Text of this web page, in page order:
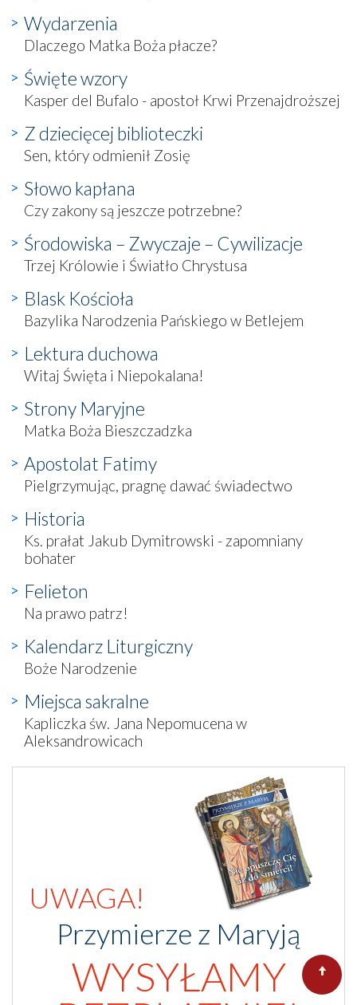
Wydarzenia
Dlaczego Matka Boża płacze?
Święte wzory
Kasper del Bufalo - apostoł Krwi Przenajdroższej
Z dziecięcej biblioteczki
Sen, który odmienił Zosię
Słowo kapłana
Czy zakony są jeszcze potrzebne?
Środowiska – Zwyczaje – Cywilizacje
Trzej Królowie i Światło Chrystusa
Blask Kościoła
Bazylika Narodzenia Pańskiego w Betlejem
Lektura duchowa
Witaj Święta i Niepokalana!
Strony Maryjne
Matka Boża Bieszczadzka
Apostolat Fatimy
Pielgrzymując, pragnę dawać świadectwo
Historia
Ks. prałat Jakub Dymitrowski - zapomniany
bohater
Felieton
Na prawo patrz!
Kalendarz Liturgiczny
Boże Narodzenie
Miejsca sakralne
Kapliczka św. Jana Nepomucena w
Aleksandrowicach
UWAGA!
Przymierze z Maryją
WYSYŁAMY